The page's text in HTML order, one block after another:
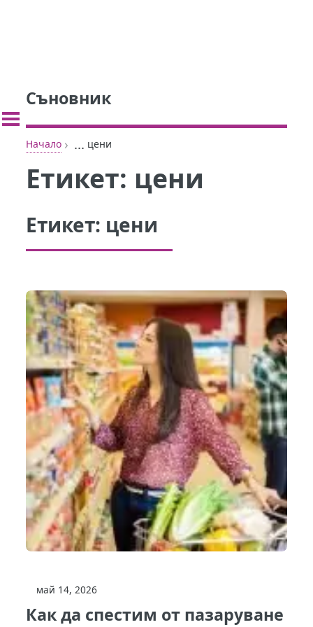
Съновник
Начало › ... цени
Етикет: цени
Етикет: цени
май 14, 2026
Как да спестим от пазаруване